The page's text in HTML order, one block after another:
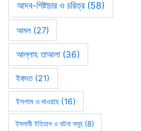
আদব-শিষ্টাচার ও চরিত্র(58)
আমল(27)
আল্লাহ তাআলা(36)
ইবাদত(21)
ইসলাম ও দাওয়াহ(16)
ইসলামী ইতিহাস ও ঘটনা সমূহ(8)